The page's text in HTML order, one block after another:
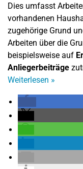
Dies umfasst
vorhandenen
zugehörige Grund
Arbeiten über die
beispielsweise auf
Anliegerbeiträge
Weiterlesen »